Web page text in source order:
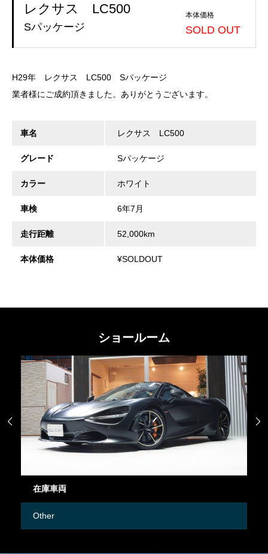
レクサス LC500
Sパッケージ
本体価格
SOLD OUT
H29年 レクサス LC500 Sパッケージ
業者様にご成約頂きました。ありがとうございます。
車名 レクサス LC500
グレード Sパッケージ
カラー ホワイト
車検 6年7月
走行距離 52,000km
本体価格 ¥SOLDOUT
ショールーム
在庫車両
Other
 